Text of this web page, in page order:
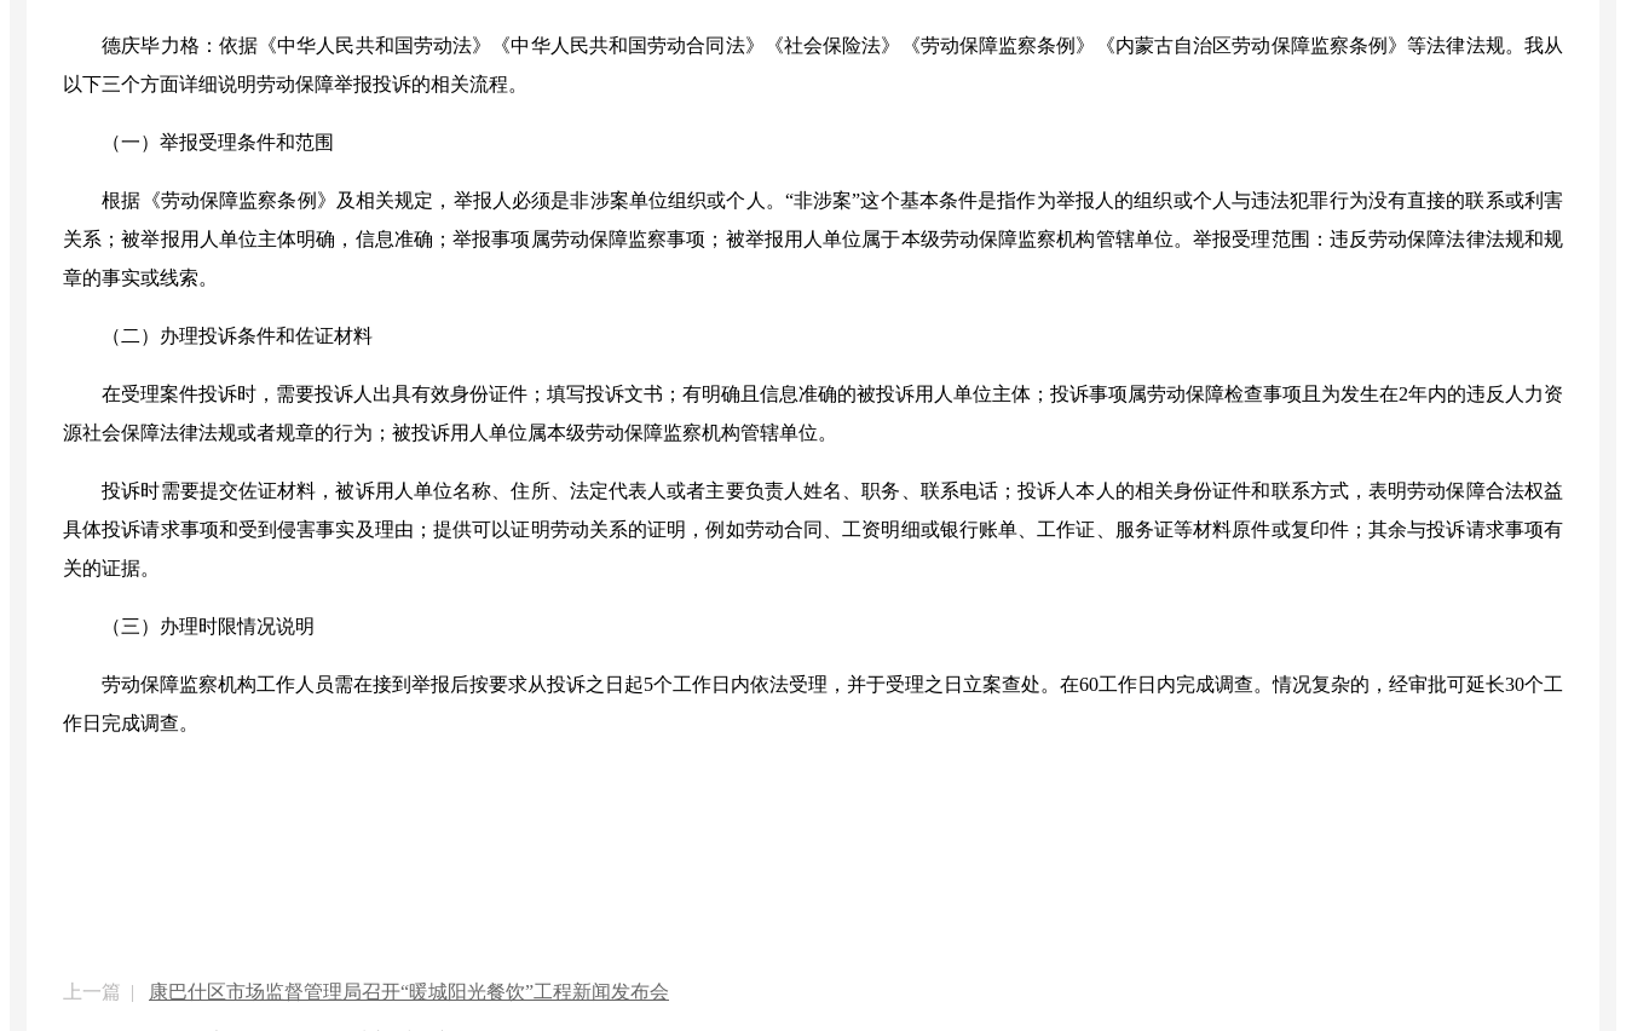
德庆毕力格 ： 依据《中华人民共和国劳动法》《中华人民共和国劳动合同法》《社会保险法》《劳动保障监察条例》《内蒙古自治区劳动保障监察条例》等法律法规。我从
以下三个方面详细说明劳动保障举报投诉的相关流程。
（一） 举报受理条件和范围
根据《劳动保障监察条例》及相关规定，举报人必须是非涉案单位组织或个人。“非涉案”这个基本条件是指作为举报人的组织或个人与违法犯罪行为没有直接的联系或利害
关系；被举报用人单位主体明确，信息准确；举报事项属劳动保障监察事项；被举报用人单位属于本级劳动保障监察机构管辖单位。举报受理范围：违反劳动保障法律法规和规
章的事实或线索。
（二） 办理投诉条件和佐证材料
在受理案件投诉时，需要投诉人出具有效身份证件；填写投诉文书；有明确且信息准确的被投诉用人单位主体；投诉事项属劳动保障检查事项且为发生在2年内的违反人力资
源社会保障法律法规或者规章的行为；被投诉用人单位属本级劳动保障监察机构管辖单位。
投诉时需要提交佐证材料，被诉用人单位名称、住所、法定代表人或者主要负责人姓名、职务、联系电话；投诉人本人的相关身份证件和联系方式，表明劳动保障合法权益
具体投诉请求事项和受到侵害事实及理由；提供可以证明劳动关系的证明，例如劳动合同、工资明细或银行账单、工作证、服务证等材料原件或复印件；其余与投诉请求事项有
关的证据。
（三） 办理时限情况说明
劳动保障监察机构工作人员需在接到举报后按要求从投诉之日起5个工作日内依法受理，并于受理之日立案查处。在60工作日内完成调查。情况复杂的，经审批可延长30个工
作日完成调查。
上一篇 | 康巴什区市场监督管理局召开“暖城阳光餐饮”工程新闻发布会